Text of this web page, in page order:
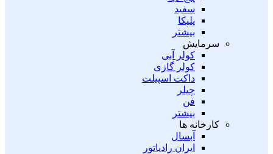
سفید
پلیکا
بیشتر
سرمایش
کولر آبی
کولر گازی
داکت اسپیلت
چیلر
فن
بیشتر
کارخانه ها
آبسال
ایران رادیاتور